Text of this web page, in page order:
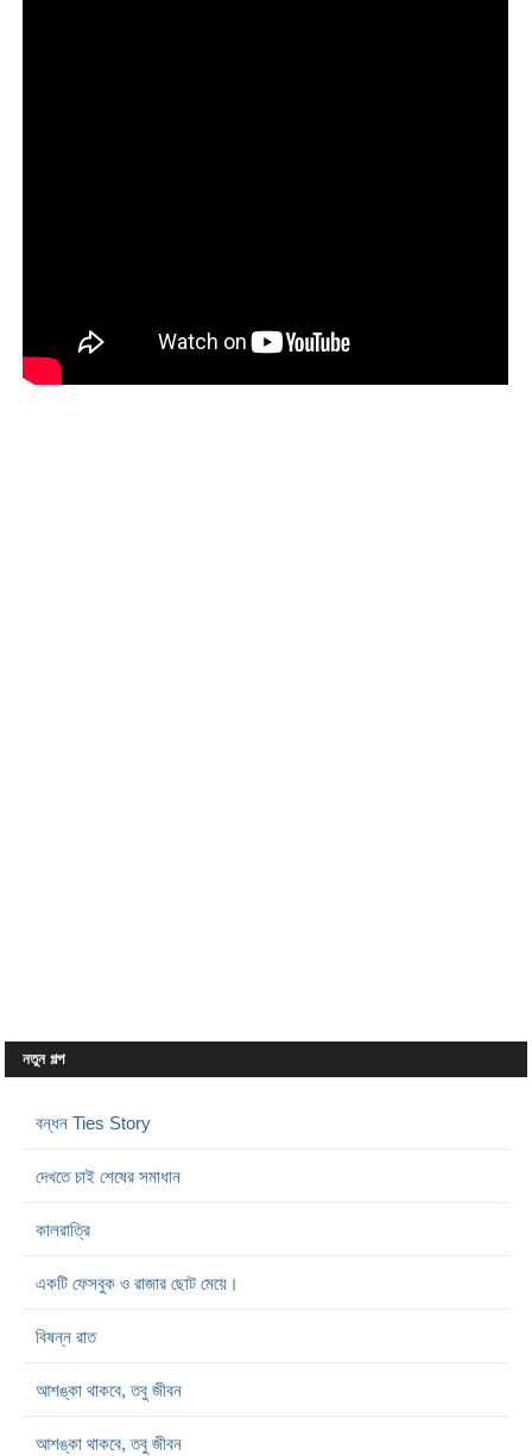
নতুন গল্প
বন্ধন Ties Story
দেখতে চাই শেষের সমাধান
কালরাত্রি
একটি ফেসবুক ও রাজার ছোট মেয়ে।
বিষন্ন রাত
আশঙ্কা থাকবে, তবু জীবন
আশঙ্কা থাকবে, তবু জীবন